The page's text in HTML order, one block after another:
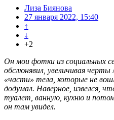
Лиза Биянова
27 января 2022, 15:40
↑
↓
+2
Он мои фотки из социальных
обслюнявил, увеличивая
«части» тела, которые не
додумал. Наверное, извелся,
туалет, ванную, кухню и
он там увидел.